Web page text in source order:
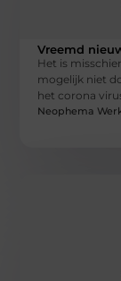
Vreemd
Het is
mogelijk niet
het corona
Neophema